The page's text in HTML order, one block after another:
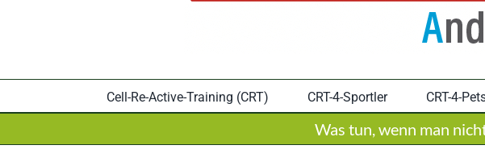
Cell-Re-Active-Training (CRT) CRT-4-Sportler CRT-4-
Was tun, wenn man